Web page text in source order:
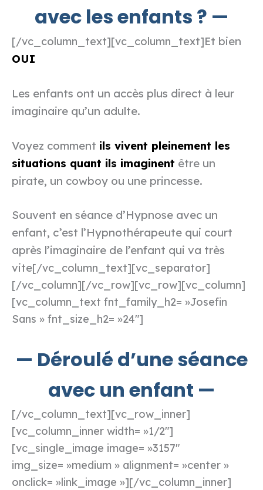
avec les enfants ? —
[/vc_column_text][vc_column_text]Et bien
OUI
Les enfants ont un accès plus direct à leur
imaginaire qu’un adulte.
Voyez comment ils vivent pleinement les
situations quant ils imaginent être un
pirate, un cowboy ou une princesse.
Souvent en séance d’Hypnose avec un
enfant, c’est l’Hypnothérapeute qui court
après l’imaginaire de l’enfant qui va très
vite[/vc_column_text][vc_separator]
[/vc_column][/vc_row][vc_row][vc_column]
[vc_column_text fnt_family_h2= »Josefin
Sans » fnt_size_h2= »24″]
— Déroulé d’une séance
avec un enfant —
[/vc_column_text][vc_row_inner]
[vc_column_inner width= »1/2″]
[vc_single_image image= »3157″
img_size= »medium » alignment= »center »
onclick= »link_image »][/vc_column_inner]